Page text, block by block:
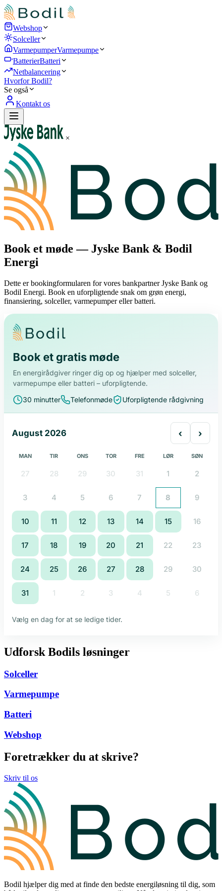
Webshop
Solceller
VarmepumperVarmepumpe
BatterierBatteri
Netbalancering
Hvorfor Bodil?
Se også
Kontakt os
×
Book et møde — Jyske Bank & Bodil
Energi
Dette er bookingformularen for vores bankpartner Jyske Bank og
Bodil Energi. Book en uforpligtende snak om grøn energi,
finansiering, solceller, varmepumper eller batteri.
Udforsk Bodils løsninger
Solceller
Varmepumpe
Batteri
Webshop
Foretrækker du at skrive?
Skriv til os
Bodil hjælper dig med at finde den bedste energiløsning til dig, som